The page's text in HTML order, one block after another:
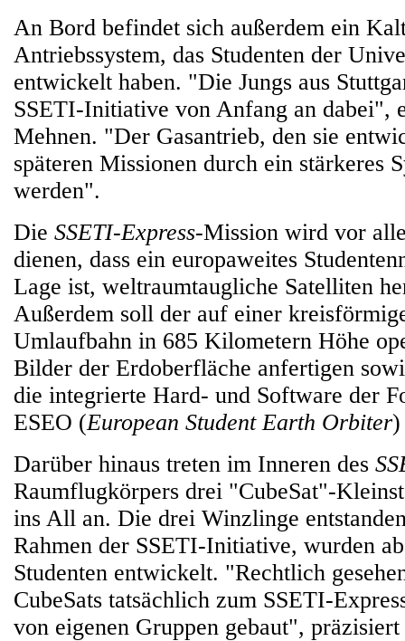
An Bord befindet sich außerdem ein
Antriebssystem, das Studenten der
entwickelt haben. "Die Jungs aus
SSETI-Initiative von Anfang an dabei",
Mehnen. "Der Gasantrieb, den sie
späteren Missionen durch ein stärkeres
werden".
Die SSETI-Express-Mission wird vor
dienen, dass ein europaweites
Lage ist, weltraumtaugliche Satelliten
Außerdem soll der auf einer
Umlaufbahn in 685 Kilometern Höhe
Bilder der Erdoberfläche anfertigen
die integrierte Hard- und Software der
ESEO (European Student Earth Orbiter)
Darüber hinaus treten im Inneren des
Raumflugkörpers drei "CubeSat"-
ins All an. Die drei Winzlinge
Rahmen der SSETI-Initiative, wurden
Studenten entwickelt. "Rechtlich
CubeSats tatsächlich zum SSETI-
von eigenen Gruppen gebaut",